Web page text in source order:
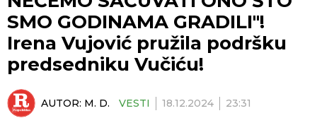
SMO GODINAMA GRADILI"!
Irena Vujović pružila podršku
predsedniku Vučiću!
AUTOR: M. D. VESTI 18.12.2024 23:31